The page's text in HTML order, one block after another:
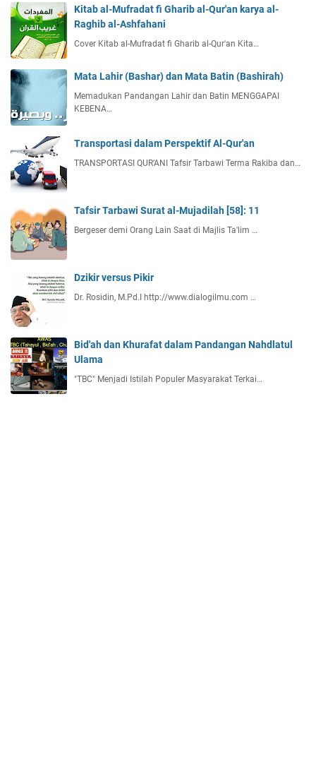
Kitab al-Mufradat fi Gharib al-Qur'an karya al-
Raghib al-Ashfahani
Cover Kitab al-Mufradat fi Gharib al-Qur'an Kita…
Mata Lahir (Bashar) dan Mata Batin (Bashirah)
Memadukan Pandangan Lahir dan Batin MENGGAPAI
KEBENA…
Transportasi dalam Perspektif Al-Qur'an
TRANSPORTASI QUR’ANI Tafsir Tarbawi Terma Rakiba dan…
Tafsir Tarbawi Surat al-Mujadilah [58]: 11
Bergeser demi Orang Lain Saat di Majlis Ta'lim …
Dzikir versus Pikir
Dr. Rosidin, M.Pd.I http://www.dialogilmu.com …
Bid'ah dan Khurafat dalam Pandangan Nahdlatul
Ulama
"TBC" Menjadi Istilah Populer Masyarakat Terkai…